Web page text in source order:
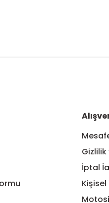
İptal
Kişisel